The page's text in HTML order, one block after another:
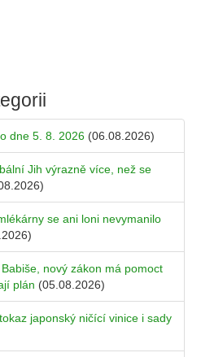
dne 5. 8. 2026 (06.08.2026)
Jih výrazně více, než se
se ani loni nevymanilo
nový zákon má pomoct
plán (05.08.2026)
japonský ničící vinice i sady